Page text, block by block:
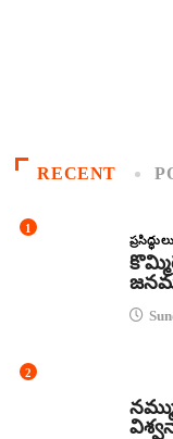
RECENT
1
ప్రసిద్ధులు
2